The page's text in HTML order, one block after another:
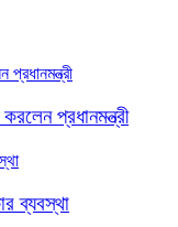
প্রধানমন্ত্রী
ব্যবস্থা